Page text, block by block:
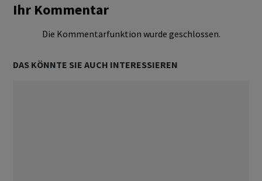
Ihr Kommentar
Die Kommentarfunktion wurde geschlossen.
DAS KÖNNTE SIE AUCH INTERESSIEREN